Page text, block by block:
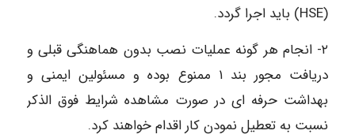
(HSE) باید اجرا گردد.
۲- انجام هر گونه عملیات نصب بدون هماهنگی قبلی و
دریافت مجور بند ۱ ممنوع بوده و مسئولین ایمنی و
بهداشت حرفه ای در صورت مشاهده شرایط فوق الذکر
نسبت به تعطیل نمودن کار اقدام خواهند کرد.